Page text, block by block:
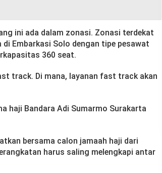
ini ada dalam zonasi. Zonasi terdekat
Embarkasi Solo dengan tipe pesawat
360 seat.
track. Di mana, layanan fast track akan
haji Bandara Adi Sumarmo Surakarta
bersama calon jamaah haji dari
harus saling melengkapi antar